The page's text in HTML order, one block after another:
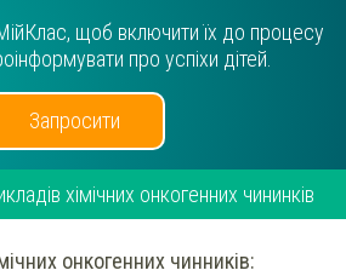
щоб включити їх до процесу
про успіхи дітей.
Запросити
хімічних онкогенних чининків
онкогенних чинників: